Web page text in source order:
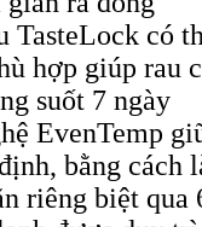
TasteLock có
hợp giúp rau
suốt 7 ngày
EvenTemp
bằng cách
riêng biệt qua